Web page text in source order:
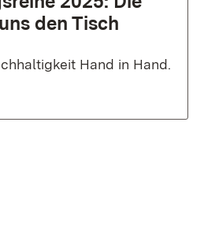
den Tisch
Hand in Hand.